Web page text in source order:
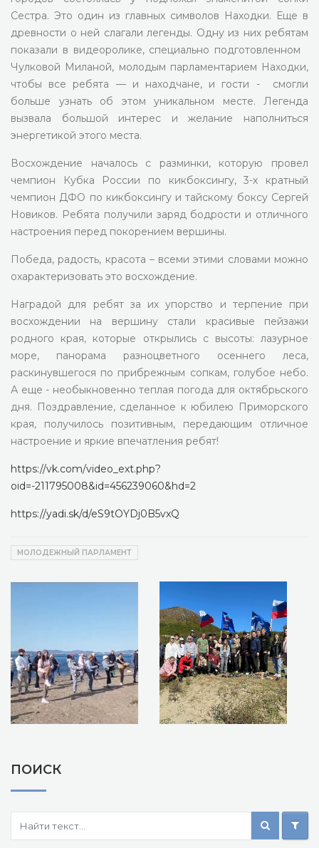
Сестра. Это один из главных символов Находки. Еще в
древности о ней слагали легенды. Одну из них ребятам
показали в видеоролике, специально подготовленном
Чулковой Миланой, молодым парламентарием Находки,
чтобы все ребята — и находчане, и гости - смогли
больше узнать об этом уникальном месте. Легенда
вызвала большой интерес и желание наполниться
энергетикой этого места.
Восхождение началось с разминки, которую провел
чемпион Кубка России по кикбоксингу, 3-х кратный
чемпион ДФО по кикбоксингу и тайскому боксу Сергей
Новиков. Ребята получили заряд бодрости и отличного
настроения перед покорением вершины.
Победа, радость, красота – всеми этими словами можно
охарактеризовать это восхождение.
Наградой для ребят за их упорство и терпение при
восхождении на вершину стали красивые пейзажи
родного края, которые открылись с высоты: лазурное
море, панорама разноцветного осеннего леса,
раскинувшегося по прибрежным сопкам, голубое небо.
А еще - необыкновенно теплая погода для октябрьского
дня. Поздравление, сделанное к юбилею Приморского
края, получилось позитивным, передающим отличное
настроение и яркие впечатления ребят!
https://vk.com/video_ext.php?
oid=-211795008&id=456239060&hd=2
https://yadi.sk/d/eS9tOYDj0B5vxQ
МОЛОДЕЖНЫЙ ПАРЛАМЕНТ
ПОИСК